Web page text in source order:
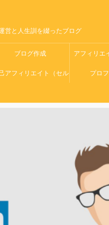
営と人生訓を綴ったブログ
ブログ作成 アフィリエ
アフィリエイト（セル プロ